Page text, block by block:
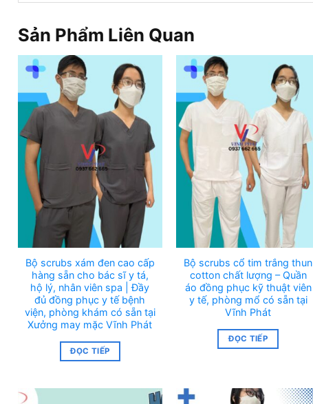
Sản Phẩm Liên Quan
Bộ scrubs xám đen cao cấp
hàng sẵn cho bác sĩ y tá,
hộ lý, nhân viên spa | Đầy
đủ đồng phục y tế bệnh
viện, phòng khám có sẵn tại
Xưởng may mặc Vĩnh Phát
ĐỌC TIẾP
Bộ scrubs cổ tim trắng thun
cotton chất lượng – Quần
áo đồng phục kỹ thuật viên
y tế, phòng mổ có sẵn tại
Vĩnh Phát
ĐỌC TIẾP